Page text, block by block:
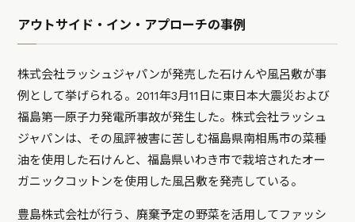
アウトサイド・イン・アプローチの事例
株式会社ラッシュジャパンが発売した石けんや風呂敷が事
例として挙げられる。2011年3月11日に東日本大震災および
福島第一原子力発電所事故が発生した。株式会社ラッシュ
ジャパンは、その風評被害に苦しむ福島県南相馬市の菜種
油を使用した石けんと、福島県いわき市で栽培されたオー
ガニックコットンを使用した風呂敷を発売している。
豊島株式会社が行う、廃棄予定の野菜を活用してファッシ